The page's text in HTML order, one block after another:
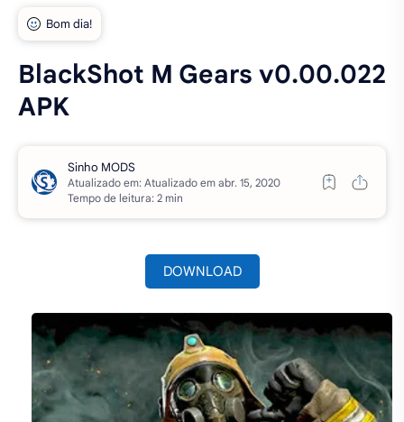
BlackShot M Gears v0.00.022
APK
Atualizado em:
Tempo de leitura: 2 min
DOWNLOAD